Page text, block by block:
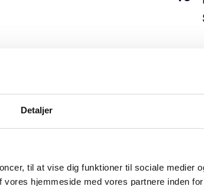
Detaljer
til at vise dig funktioner til sociale medier
hjemmeside med vores partnere inden